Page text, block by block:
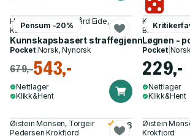
Pensum -20%
Helene Marie Kjærgård Eide,
Kariane Westrheim
Kunnskapsbasert straffegjennomføring i
Pocket| Norsk, Nynorsk
679,-543,-
Nettlager
Klikk&Hent
Kenneth
Braaten
Løgnen -
Pocket|
229,-
Nettlager
Klikk&Hent
Øistein Monsen, Torgeir
Pedersen Krokfjord
3.6
Øistein
Krokfjord